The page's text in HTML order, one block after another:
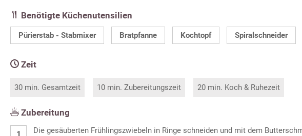
Benötigte Küchenutensilien
Pürierstab - Stabmixer Bratpfanne Kochtopf Spiralschneider
Zeit
30 min. Gesamtzeit 10 min. Zubereitungszeit 20 min. Koch & Ruhezeit
Zubereitung
Die gesäuberten Frühlingszwiebeln in Ringe schneiden und mit dem